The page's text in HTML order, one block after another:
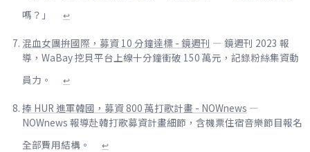
嗎？」
↩
混血女團拚國際，募資 10 分鐘達標 - 鏡週刊 — 鏡週刊 2023 報
導，WaBay 挖貝平台上線十分鐘衝破 150 萬元，記錄粉絲集資動
員力。
↩
捧 HUR 進軍韓國，募資 800 萬打歌計畫 - NOWnews —
NOWnews 報導赴韓打歌募資計畫細節，含機票住宿音樂節目報名
全部費用結構。
↩